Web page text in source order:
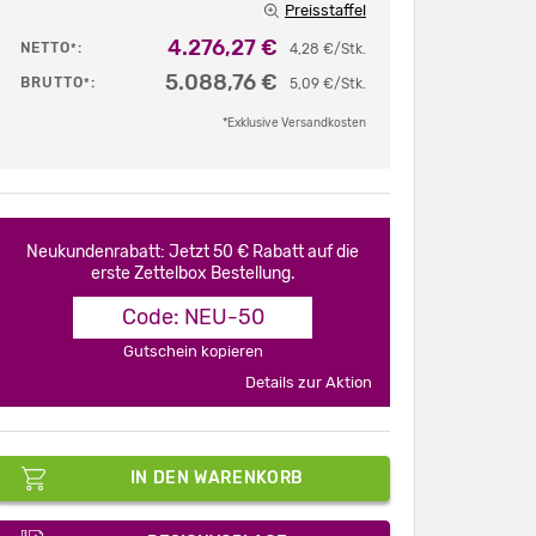
Preisstaffel
NETTO*: 4,28 €/Stk.
4.276,27 €
BRUTTO*: 5,09 €/Stk.
5.088,76 €
*Exklusive Versandkosten
Neukundenrabatt: Jetzt 50 € Rabatt auf die
erste Zettelbox Bestellung.
Code: NEU-50
Gutschein kopieren
Details zur Aktion
IN DEN WARENKORB